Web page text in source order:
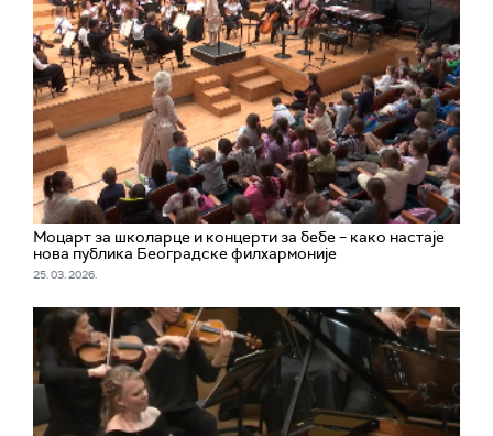
Моцарт за школарце и концерти за бебе – како настаје
нова публика Београдске филхармоније
25. 03. 2026.